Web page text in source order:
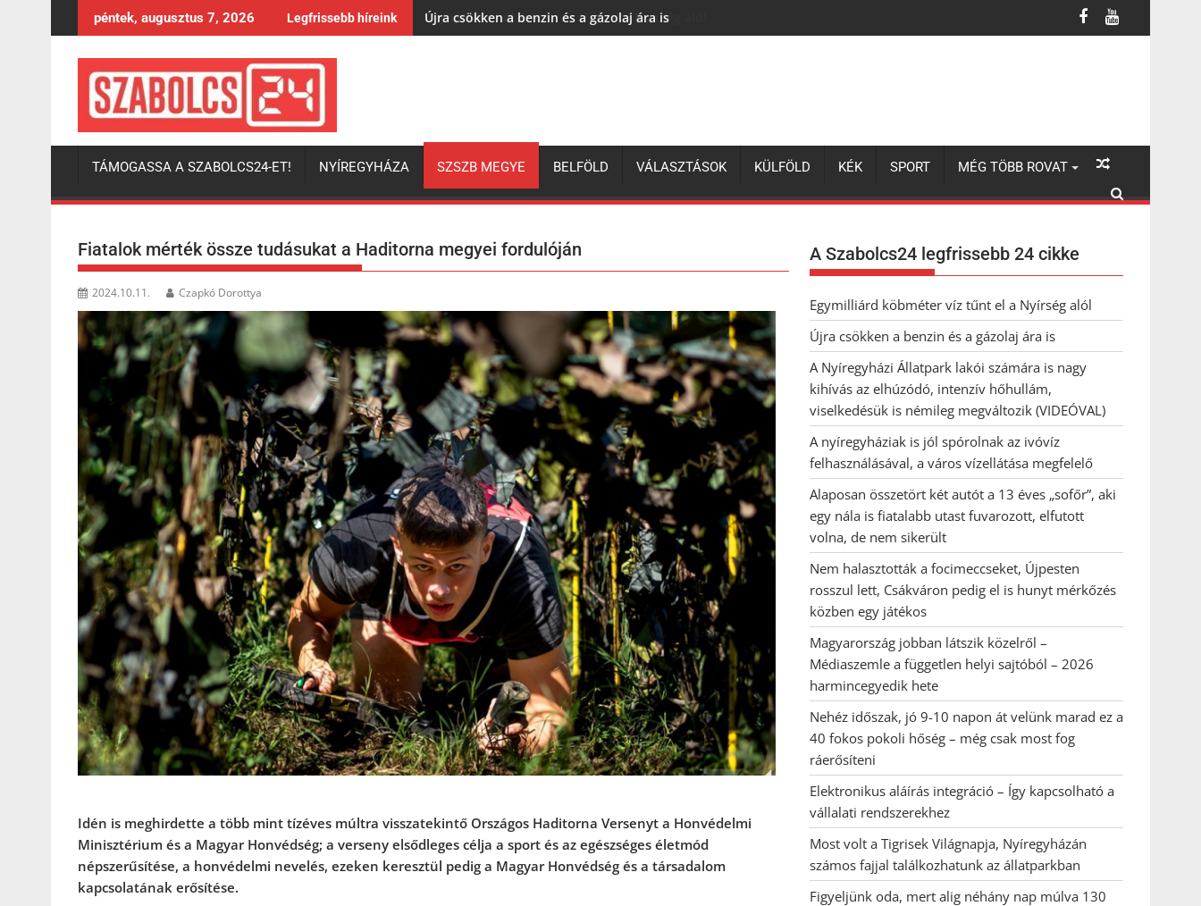
to
péntek, augusztus 7, 2026 Legfrissebb híreink Újra csökken a benzin és a gázolaj ára is
TÁMOGASSA A SZABOLCS24-ET! NYÍREGYHÁZA SZSZB MEGYE BELFÖLD VÁLASZTÁSOK KÜLFÖLD KÉK SPORT MÉG TÖBB ROVAT
Fiatalok mérték össze tudásukat a Haditorna megyei fordulóján
2024.10.11. Czapkó Dorottya
Idén is meghirdette a több mint tízéves múltra visszatekintő Országos Haditorna Versenyt a Honvédelmi
Minisztérium és a Magyar Honvédség; a verseny elsődleges célja a sport és az egészséges életmód
népszerűsítése, a honvédelmi nevelés, ezeken keresztül pedig a Magyar Honvédség és a társadalom
kapcsolatának erősítése.
A Szabolcs24 legfrissebb 24 cikke
Egymilliárd köbméter víz tűnt el a Nyírség alól
Újra csökken a benzin és a gázolaj ára is
A Nyíregyházi Állatpark lakói számára is nagy
kihívás az elhúzódó, intenzív hőhullám,
viselkedésük is némileg megváltozik (VIDEÓVAL)
A nyíregyháziak is jól spórolnak az ivóvíz
felhasználásával, a város vízellátása megfelelő
Alaposan összetört két autót a 13 éves „sofőr”, aki
egy nála is fiatalabb utast fuvarozott, elfutott
volna, de nem sikerült
Nem halasztották a focimeccseket, Újpesten
rosszul lett, Csákváron pedig el is hunyt mérkőzés
közben egy játékos
Magyarország jobban látszik közelről –
Médiaszemle a független helyi sajtóból – 2026
harmincegyedik hete
Nehéz időszak, jó 9-10 napon át velünk marad ez a
40 fokos pokoli hőség – még csak most fog
ráerősíteni
Elektronikus aláírás integráció – Így kapcsolható a
vállalati rendszerekhez
Most volt a Tigrisek Világnapja, Nyíregyházán
számos fajjal találkozhatunk az állatparkban
Figyeljünk oda, mert alig néhány nap múlva 130